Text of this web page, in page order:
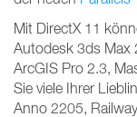
Mit DirectX 11
Autodesk 3ds Max
ArcGIS Pro 2.3,
Sie viele Ihrer
Anno 2205,